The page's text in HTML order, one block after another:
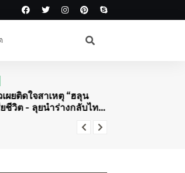
ผยติดใจสาเหตุ “ฮลุน
ยชีวิต - ลุยนำร่างกลับไทย